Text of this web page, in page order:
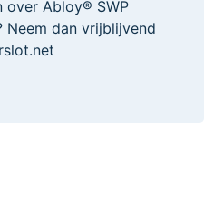
over Abloy® SWP
Neem dan vrijblijvend